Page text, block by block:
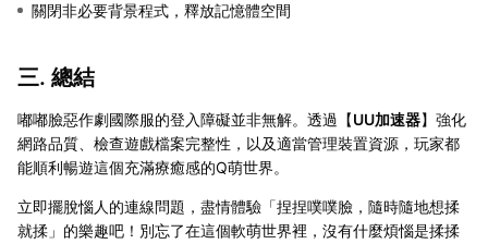
關閉非必要背景程式，釋放記憶體空間
三. 總結
嘟嘟臉惡作劇國際服的登入障礙並非無解。透過【UU加速器】強化
網路品質、檢查遊戲檔案完整性，以及適當管理裝置資源，玩家都
能順利暢遊這個充滿療癒感的Q萌世界。
立即擺脫惱人的連線問題，盡情體驗「捏捏噗噗臉，隨時隨地想揉
就揉」的樂趣吧！別忘了在這個軟萌世界裡，沒有什麼煩惱是揉揉